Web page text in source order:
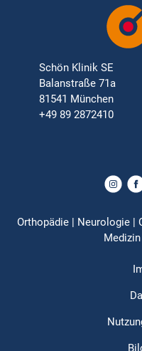
Schön Klinik SE
Balanstraße 71a
81541 München
+49 89 2872410
Orthopädie | Neurologie |